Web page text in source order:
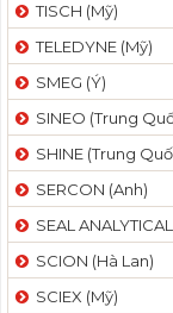
TISCH (Mỹ)
TELEDYNE (Mỹ)
SMEG (Ý)
SINEO (Trung
SHINE (Trung
SERCON (Anh)
SEAL
SCION (Hà Lan)
SCIEX (Mỹ)